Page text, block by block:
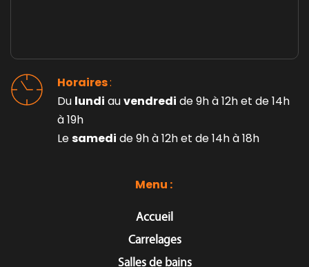
Menu :
Accueil
Carrelages
Salles de bains
Horaires :
Du lundi au vendredi de 9h à 12h et de 14h
à 19h
Le samedi de 9h à 12h et de 14h à 18h